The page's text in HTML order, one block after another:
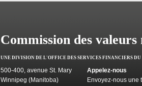
Commission des
UNE DIVISION DE L'OFFICE DES SERVICES FINANCIERS
500-400, avenue St. Mary
Winnipeg (Manitoba)
Appelez-nous
Envoyez-nous une